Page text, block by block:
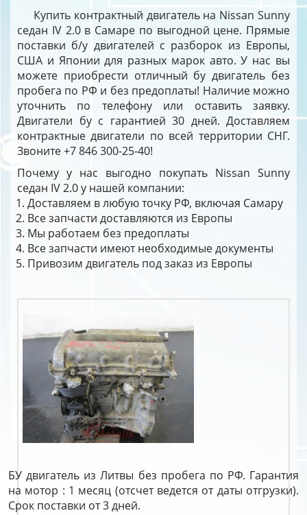
Купить контрактный двигатель на Nissan Sunny
седан IV 2.0 в Самаре по выгодной цене. Прямые
поставки б/у двигателей с разборок из Европы,
США и Японии для разных марок авто. У нас вы
можете приобрести отличный бу двигатель без
пробега по РФ и без предоплаты! Наличие можно
уточнить по телефону или оставить заявку.
Двигатели бу с гарантией 30 дней. Доставляем
контрактные двигатели по всей территории СНГ.
Звоните +7 846 300-25-40!
Почему у нас выгодно покупать Nissan Sunny
седан IV 2.0 у нашей компании:
Доставляем в любую точку РФ, включая Самару
Все запчасти доставляются из Европы
Мы работаем без предоплаты
Все запчасти имеют необходимые документы
Привозим двигатель под заказ из Европы
БУ двигатель из Литвы без пробега по РФ. Гарантия
на мотор : 1 месяц (отсчет ведется от даты отгрузки).
Срок поставки от 3 дней.